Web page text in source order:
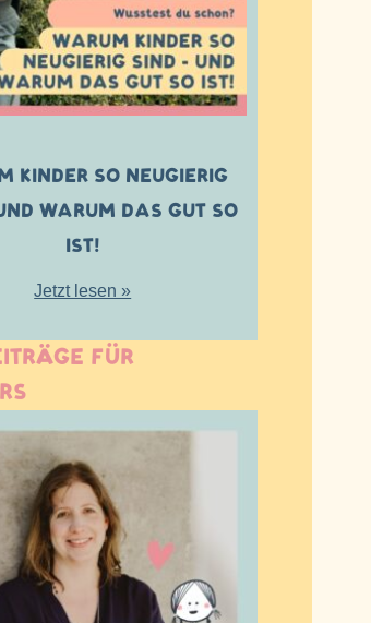
KINDER SO NEUGIERIG
WARUM DAS GUT SO
IST!
Jetzt lesen »
FÜR